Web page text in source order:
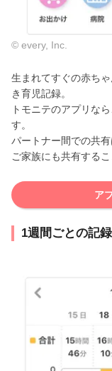
© every, Inc.
生まれてすぐの赤ち
き育児記録。
トモニテのアプリな
す。
パートナー間での共
ご家族にも共有する
ア
1週間ごとの記